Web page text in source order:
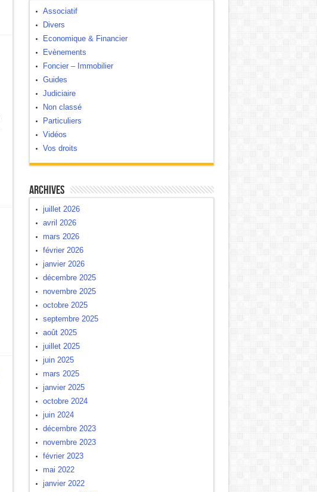
Associatif
Divers
Economique & Financier
Evènements
Foncier – Immobilier
Guides
Judiciaire
Non classé
Particuliers
Vidéos
Vos droits
Archives
juillet 2026
avril 2026
mars 2026
février 2026
janvier 2026
décembre 2025
novembre 2025
octobre 2025
septembre 2025
août 2025
juillet 2025
juin 2025
mars 2025
janvier 2025
octobre 2024
juin 2024
décembre 2023
novembre 2023
février 2023
mai 2022
janvier 2022